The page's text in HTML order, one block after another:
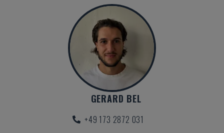
GERARD BEL
+49 173 2872 031